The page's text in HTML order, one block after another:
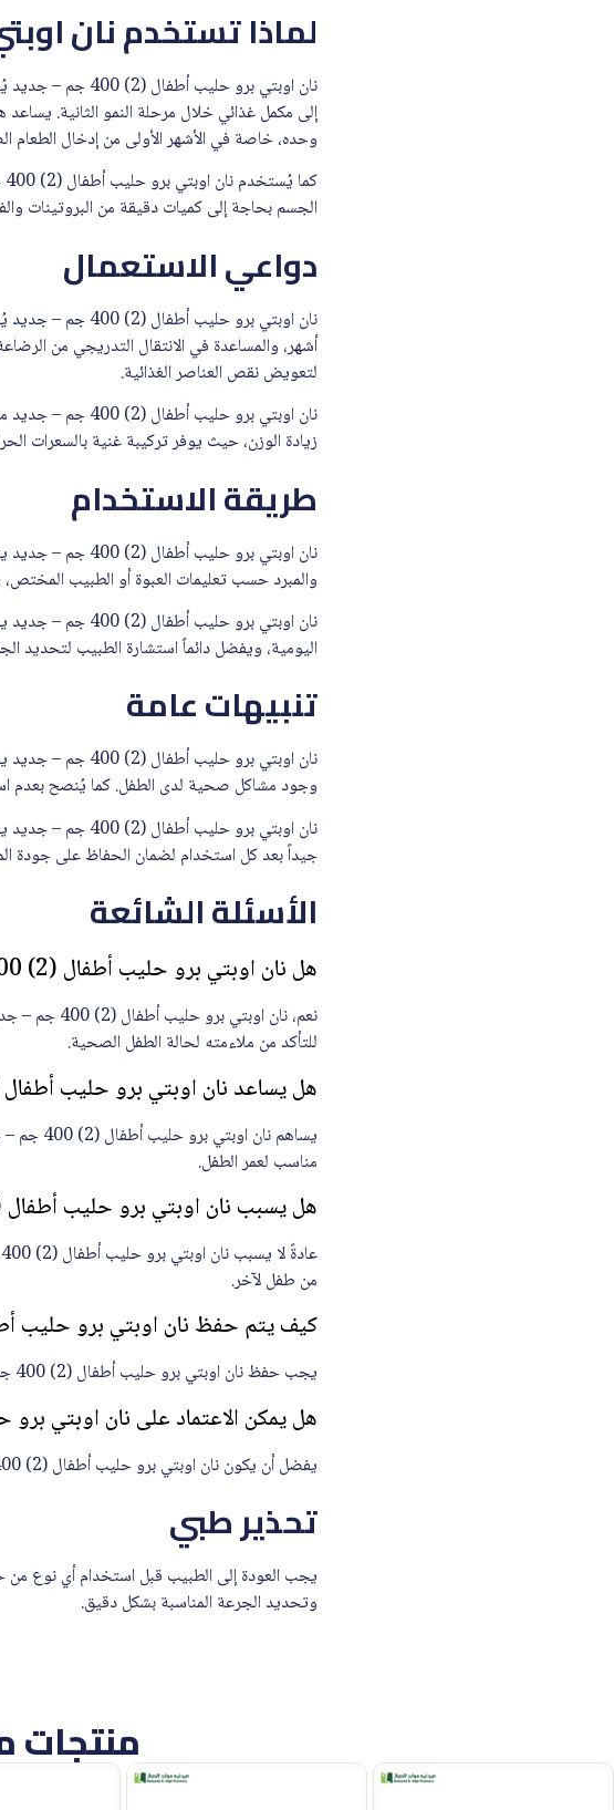
لماذا تستخدم نان اوبتي برو
نان اوبتي برو
إلى مكمل غذائي خلال مرحلة النمو الثانية.
وحده، خاصة في الأشهر الأولى من إدخال الطعام
الجسم بحاجة إلى كميات دقيقة من البروتينات
دواعي الاستعمال
أشهر، والمساعدة في الانتقال التدريجي من
لتعويض نقص العناصر الغذائية.
نان اوبتي برو
زيادة الوزن، حيث يوفر تركيبة غنية بالسعرات
طريقة الاستخدام
نان اوبتي برو
والمبرد حسب تعليمات العبوة أو الطبيب
نان اوبتي برو
اليومية، ويفضل دائماً استشارة الطبيب لتحديد
تنبيهات عامة
نان اوبتي برو
وجود مشاكل صحية لدى الطفل. كما يُنصح بعدم
نان اوبتي برو
جيداً بعد كل استخدام لضمان الحفاظ على جودة
الأسئلة الشائعة
هل نان اوبتي برو حليب أطفال (2) 400 جم – جديد مناسب لجميع الأطفال؟
للتأكد من ملاءمته لحالة الطفل الصحية.
هل يساعد نان اوبتي برو حليب أطفال (2) 400 جم – جديد في زيادة
يساهم
مناسب لعمر الطفل.
هل يسبب نان اوبتي برو حليب أطفال (2) 400 جم – جديد مشاكل
من طفل لآخر.
كيف يتم حفظ نان اوبتي برو حليب أطفال (2) 400
يجب حفظ نان اوبتي برو حليب أطفال (2) 400 جم – جديد في مكان بارد وجاف وإغلاق العبوة جيداً بعد الاستخدام للحفاظ على الجودة.
هل يمكن الاعتماد على نان اوبتي برو حليب أطفال (2) 400 جم – جديد
يفضل أن يكون نان اوبتي برو حليب أطفال (2) 400 جم – جديد مكملًا وليس بديلاً كاملاً للرضاعة الطبيعية إلا في حالات يحددها الطبيب.
تحذير طبي
يجب العودة إلى الطبيب قبل استخدام أي نوع من
وتحديد الجرعة المناسبة بشكل دقيق.
منتجات